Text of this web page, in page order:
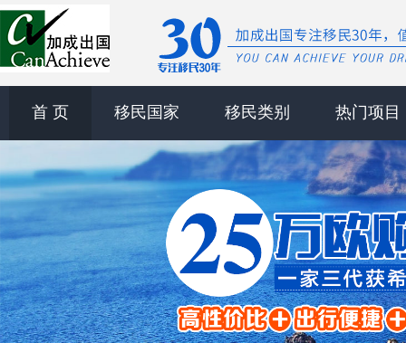
首 页 移民国家 移民类别 热门项目